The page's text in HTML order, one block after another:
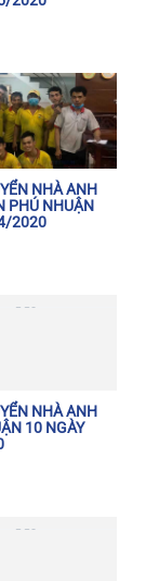
NHÀ ANH
PHÚ NHUẬN
2020
NHÀ ANH
10 NGÀY